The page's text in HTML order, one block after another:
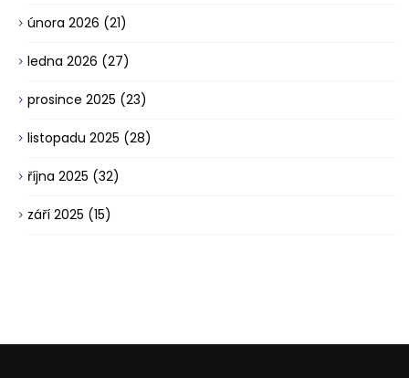
února 2026 (21)
ledna 2026 (27)
prosince 2025 (23)
listopadu 2025 (28)
října 2025 (32)
září 2025 (15)